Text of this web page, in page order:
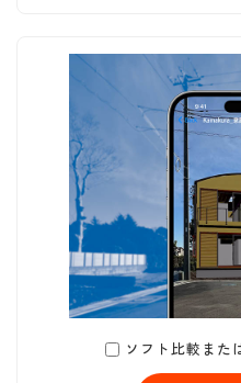
ソフト比較また